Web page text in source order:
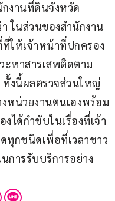
งานที่ดินจังหวัด
า ในส่วนของสำนักงาน
ให้เจ้าหน้าที่ปกครอง
ะหาสารเสพติดตาม
ทั้งนี้ผลตรวจส่วนใหญ่
หน่วยงานตนเองพร้อม
ได้กำชับในเรื่องที่เจ้า
ทุกชนิดเพื่อที่เวลาชาว
การรับบริการอย่าง